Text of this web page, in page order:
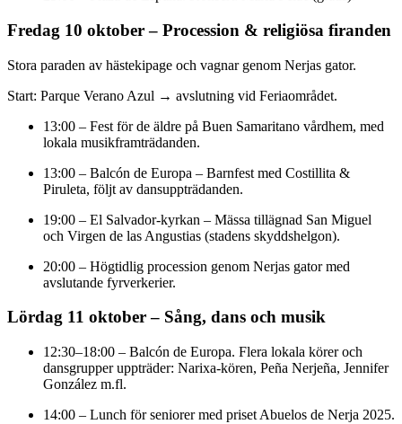
Fredag 10 oktober – Procession & religiösa firanden
Stora paraden av hästekipage och vagnar genom Nerjas gator.
Start: Parque Verano Azul → avslutning vid Feriaområdet.
13:00 – Fest för de äldre på Buen Samaritano vårdhem, med
lokala musikframträdanden.
13:00 – Balcón de Europa – Barnfest med Costillita &
Piruleta, följt av dansuppträdanden.
19:00 – El Salvador-kyrkan – Mässa tillägnad San Miguel
och Virgen de las Angustias (stadens skyddshelgon).
20:00 – Högtidlig procession genom Nerjas gator med
avslutande fyrverkerier.
Lördag 11 oktober – Sång, dans och musik
12:30–18:00 – Balcón de Europa. Flera lokala körer och
dansgrupper uppträder: Narixa-kören, Peña Nerjeña, Jennifer
González m.fl.
14:00 – Lunch för seniorer med priset Abuelos de Nerja 2025.